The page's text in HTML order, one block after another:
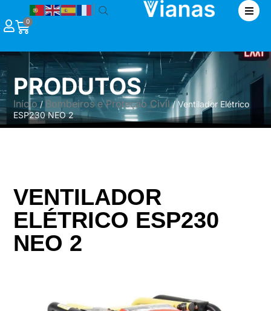
0
PRODUTOS
Início/ Bombeiros e Proteção Civil/ Ventilador Elétrico
ESP230 NEO 2
VENTILADOR
ELÉTRICO ESP230
NEO 2